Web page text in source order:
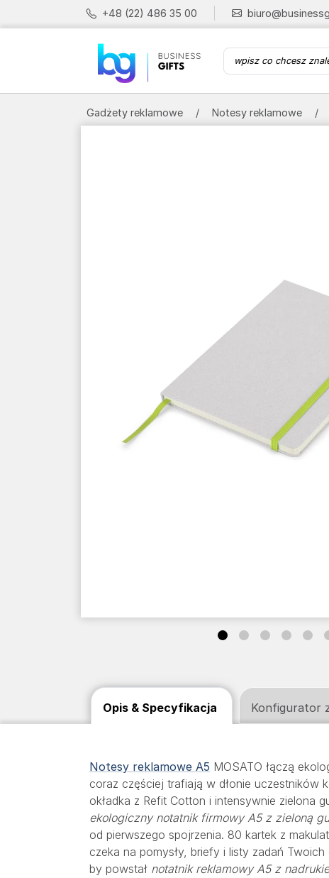
+48 (22) 486 35 00
Gadżety reklamowe Notesy reklamowe
Notesy reklamowe A5 MOSATO łączą
coraz częściej trafiają w dłonie uczestników
okładka z Refit Cotton i intensywnie zielona
ekologiczny notatnik firmowy A5 z zieloną
od pierwszego spojrzenia. 80 kartek z
czeka na pomysły, briefy i listy zadań
by powstał notatnik reklamowy A5 z
Opis & Specyfikacja Konfigurator